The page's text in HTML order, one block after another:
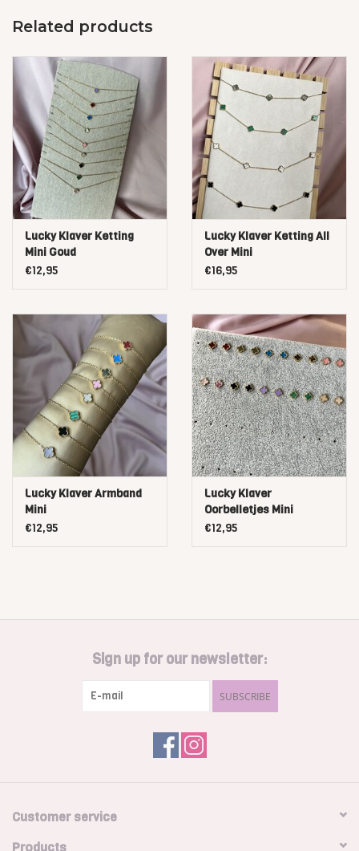
Related products
Lucky Klaver Ketting
Mini Goud
€12,95
Lucky Klaver Ketting All
Over Mini
€16,95
Lucky Klaver Armband
Mini
€12,95
Lucky Klaver
Oorbelletjes Mini
€12,95
Sign up for our newsletter:
SUBSCRIBE
Customer service
Products